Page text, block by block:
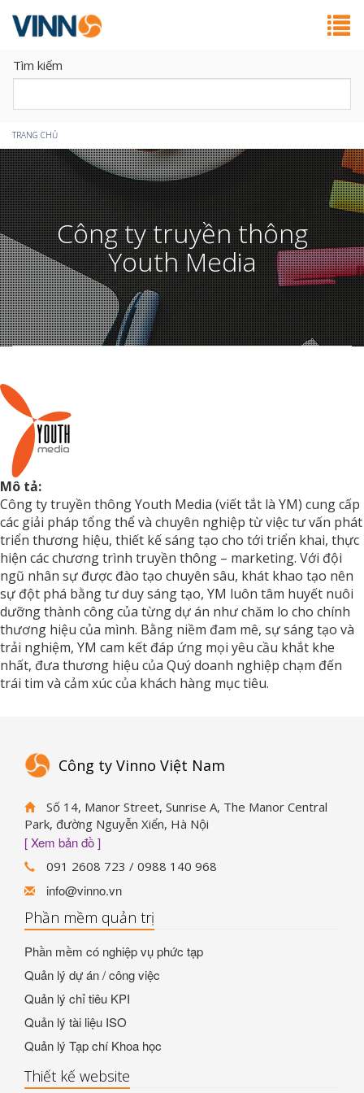
Tìm kiếm
Bạn
đang
ở
đây
TRANG CHỦ
Công ty truyền thông
Youth Media
Mô tả:
Công ty truyền thông Youth Media (viết tắt là YM) cung cấp
các giải pháp tổng thể và chuyên nghiệp từ việc tư vấn phát
triển thương hiệu, thiết kế sáng tạo cho tới triển khai, thực
hiện các chương trình truyền thông – marketing. Với đội
ngũ nhân sự được đào tạo chuyên sâu, khát khao tạo nên
sự đột phá bằng tư duy sáng tạo, YM luôn tâm huyết nuôi
dưỡng thành công của từng dự án như chăm lo cho chính
thương hiệu của mình. Bằng niềm đam mê, sự sáng tạo và
trải nghiệm, YM cam kết đáp ứng mọi yêu cầu khắt khe
nhất, đưa thương hiệu của Quý doanh nghiệp chạm đến
trái tim và cảm xúc của khách hàng mục tiêu.
Công ty Vinno Việt Nam
Số 14, Manor Street, Sunrise A, The Manor Central
Park, đường Nguyễn Xiển, Hà Nội
[ Xem bản đồ ]
091 2608 723 / 0988 140 968
info@vinno.vn
Phần mềm quản trị
Phần mềm có nghiệp vụ phức tạp
Quản lý dự án / công việc
Quản lý chỉ tiêu KPI
Quản lý tài liệu ISO
Quản lý Tạp chí Khoa học
Thiết kế website